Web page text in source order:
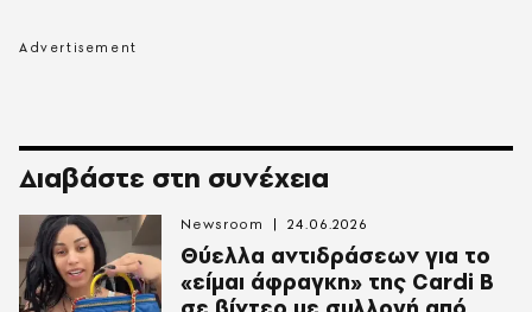
Διαβάστε στη συνέχεια
Θύελλα αντιδράσεων για το
«είμαι άφραγκη» της Cardi B
Newsroom 24.06.2026